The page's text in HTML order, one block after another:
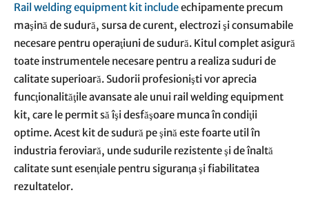
Rail welding equipment kit includeechipamente precum
maşină de sudură, sursa de curent, electrozi şi consumabile
necesare pentru operaţiuni de sudură. Kitul complet asigură
toate instrumentele necesare pentru a realiza suduri de
calitate superioară. Sudorii profesionişti vor aprecia
funcţionalităţile avansate ale unui rail welding equipment
kit, care le permit să îşi desfăşoare munca în condiţii
optime. Acest kit de sudură pe şină este foarte util în
industria feroviară, unde sudurile rezistente şi de înaltă
calitate sunt esenţiale pentru siguranţa şi fiabilitatea
rezultatelor.